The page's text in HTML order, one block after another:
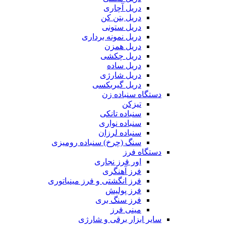
دریل آچاری
دریل بتن کن
دریل ستونی
دریل نمونه برداری
دریل همزن
دریل چکشی
دریل ساده
دریل شارژی
دریل گیربکسی
دستگاه سنباده زن
تیزکن
سنباده تانکی
سنباده نواری
سنباده لرزان
سنگ (چرخ) سنباده رومیزی
دستگاه فرز
اور فرز نجاری
فرز آهنگری
فرز انگشتی و فرز مینیاتوری
فرز پولیش
فرز سنگ بری
مینی فرز
سایر ابزار برقی و شارژی